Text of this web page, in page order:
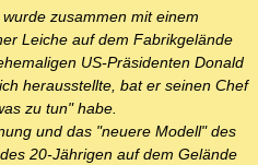
zusammen mit einem
Leiche auf dem Fabrikgelände
US-Präsidenten Donald
herausstellte, bat er seinen Chef
zu tun" habe.
und das "neuere Modell" des
20-Jährigen auf dem Gelände